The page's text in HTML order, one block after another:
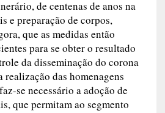
de centenas de anos na
e preparação de corpos,
que as medidas então
para se obter o resultado
da disseminação do corona
das homenagens
se necessário a adoção de
que permitam ao segmento